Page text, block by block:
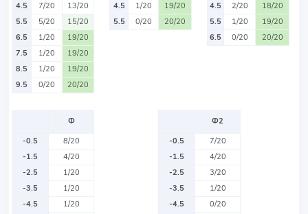
4.5
7/20
13/20
5.5
5/20
15/20
6.5
1/20
19/20
7.5
1/20
19/20
8.5
1/20
19/20
9.5
0/20 20/20
4.5
1/20
19/20
5.5
0/20 20/20
4.5
2/20
18/20
5.5
1/20
19/20
6.5
0/20 20/20
Ф
-0.5
8/20
-1.5
4/20
-2.5
1/20
-3.5
1/20
-4.5
1/20
Ф2
-0.5
7/20
-1.5
4/20
-2.5
3/20
-3.5
1/20
-4.5
0/20